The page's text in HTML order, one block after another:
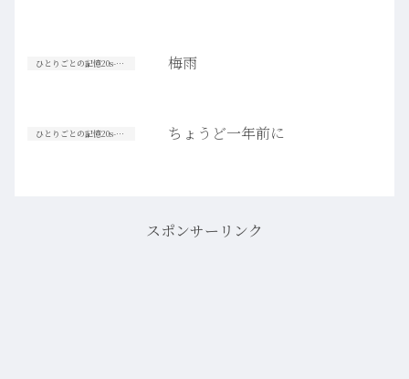
ひとりごとの記憶20s-30s 梅雨
ひとりごとの記憶20s-30s ちょうど一年前に
スポンサーリンク